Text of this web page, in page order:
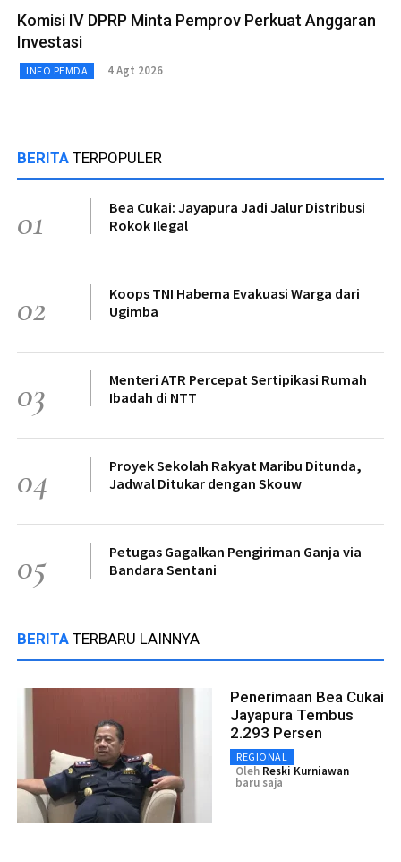
Komisi IV DPRP Minta Pemprov Perkuat Anggaran
Investasi
INFO PEMDA 4 Agt 2026
BERITA TERPOPULER
01
Bea Cukai: Jayapura Jadi Jalur Distribusi
Rokok Ilegal
02
Koops TNI Habema Evakuasi Warga dari
Ugimba
03
Menteri ATR Percepat Sertipikasi Rumah
Ibadah di NTT
04
Proyek Sekolah Rakyat Maribu Ditunda,
Jadwal Ditukar dengan Skouw
05
Petugas Gagalkan Pengiriman Ganja via
Bandara Sentani
BERITA TERBARU LAINNYA
Penerimaan Bea Cukai
Jayapura Tembus
2.293 Persen
REGIONAL
Oleh Reski Kurniawan
baru saja